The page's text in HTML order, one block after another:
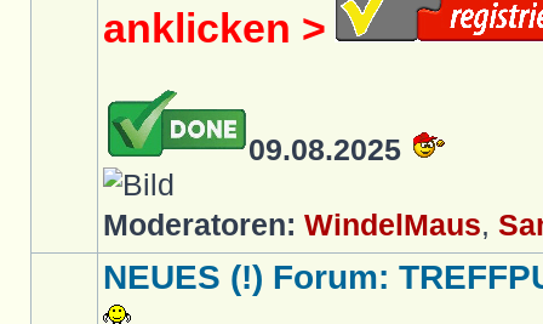
anklicken >
09.08.2025
Moderatoren: WindelMaus,
NEUES (!) Forum: